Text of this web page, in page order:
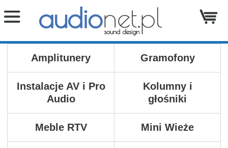
Amplitunery Gramofony
Instalacje AV i Pro
Audio
Kolumny i
głośniki
Meble RTV Mini Wieże